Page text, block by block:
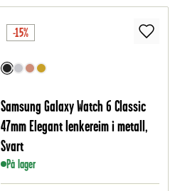
-15%
Samsung Galaxy Watch 6 Classic
47mm Elegant lenkereim i metall,
Svart
På lager